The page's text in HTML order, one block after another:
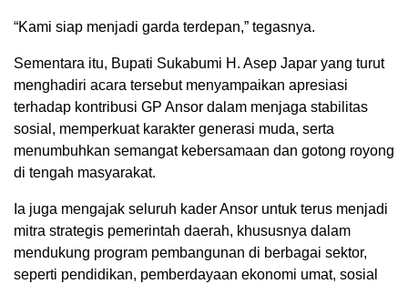
“Kami siap menjadi garda terdepan,” tegasnya.
Sementara itu, Bupati Sukabumi H. Asep Japar yang turut
menghadiri acara tersebut menyampaikan apresiasi
terhadap kontribusi GP Ansor dalam menjaga stabilitas
sosial, memperkuat karakter generasi muda, serta
menumbuhkan semangat kebersamaan dan gotong royong
di tengah masyarakat.
Ia juga mengajak seluruh kader Ansor untuk terus menjadi
mitra strategis pemerintah daerah, khususnya dalam
mendukung program pembangunan di berbagai sektor,
seperti pendidikan, pemberdayaan ekonomi umat, sosial